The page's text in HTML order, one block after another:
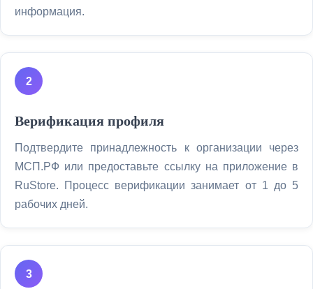
информация.
Верификация профиля
Подтвердите принадлежность к организации через
МСП.РФ или предоставьте ссылку на приложение в
RuStore. Процесс верификации занимает от 1 до 5
рабочих дней.